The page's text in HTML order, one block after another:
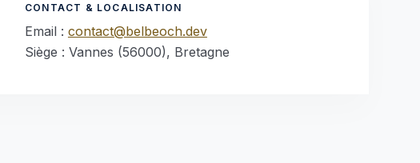
CONTACT & LOCALISATION
Email : contact@belbeoch.dev
Siège : Vannes (56000), Bretagne